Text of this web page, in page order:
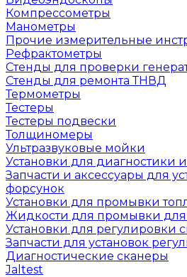
Компрессометры
Манометры
Прочие измерительные
Рефрактометры
Стенды для проверки
Стенды для ремонта ТНВД
Термометры
Тестеры
Тестеры подвески
Толщиномеры
Ультразвуковые мойки
Установки для диагностики
Запчасти и аксессуары для
форсунок
Установки для промывки
Жидкости для промывки для
Установки для регулировки
Запчасти для установок
Диагностические сканеры
Jaltest